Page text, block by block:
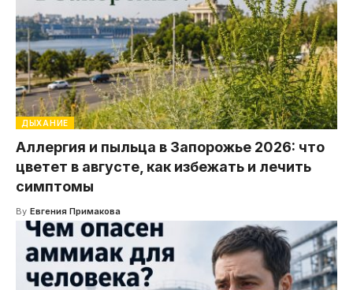
ДЫХАНИЕ
Аллергия и пыльца в Запорожье 2026: что
цветет в августе, как избежать и лечить
симптомы
By Евгения Примакова